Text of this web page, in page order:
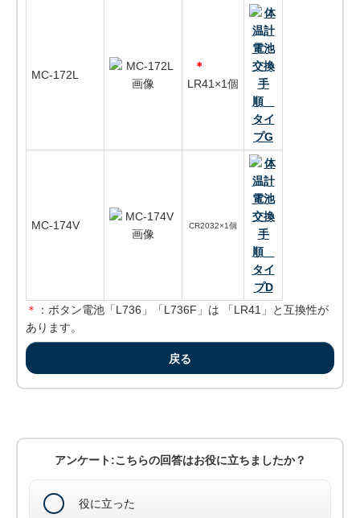
MC-172L
＊
LR41×1個
MC-174V CR2032×1個
＊
：ボタン電池「L736」「L736F」は 「LR41」と互換性が
あります。
戻る
アンケート:こちらの回答はお役に立ちましたか？
役に立った